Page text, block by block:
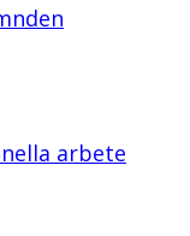
arbete